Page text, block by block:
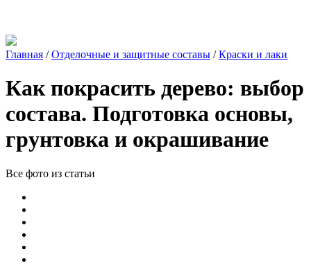
Главная /Отделочные и защитные составы /Краски и лаки
Как покрасить дерево: выбор
состава. Подготовка основы,
грунтовка и окрашивание
Все фото из статьи